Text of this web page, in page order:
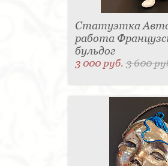
Статуэтка
работа
бульдог
3 000 руб.3 600